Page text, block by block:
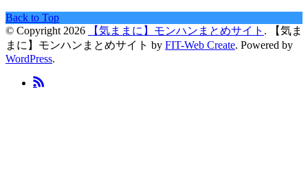
Back to Top
© Copyright 2026
【気ままに】モンハンまとめサイト .
【気ま
まに】モンハンまとめサイト by FIT-Web Create. Powered by
WordPress.